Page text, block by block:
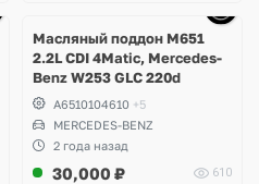
Масляный поддон M651
2.2L CDI 4Matic, Mercedes-
Benz W253 GLC 220d
A6510104610 +5
MERCEDES-BENZ
2 года назад
30,000 ₽ 610